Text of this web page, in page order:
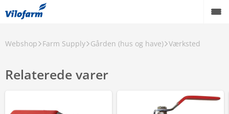
Webshop Farm Supply Gården (hus og have) Værksted
Relaterede varer